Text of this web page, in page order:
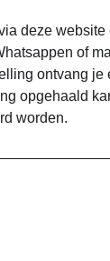
deze
of
ontvang je
opgehaald
worden.